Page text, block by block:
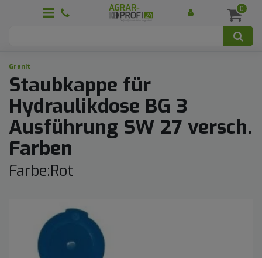
0
Granit
Staubkappe für
Hydraulikdose BG 3
Ausführung SW 27 versch.
Farben
Farbe:Rot